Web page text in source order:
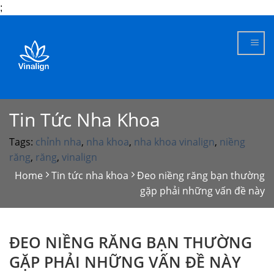
;
content
Tin Tức Nha Khoa
Tags: chỉnh nha, nha khoa, nha khoa vinalign, niềng
răng, răng, vinalign
Home
Tin tức nha khoa
Đeo niềng răng bạn thường
gặp phải những vấn đề này
ĐEO NIỀNG RĂNG BẠN THƯỜNG
GẶP PHẢI NHỮNG VẤN ĐỀ NÀY